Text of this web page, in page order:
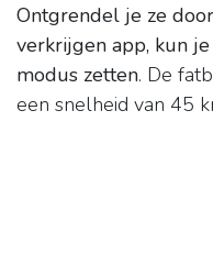
Ontgrendel je ze
verkrijgen app, kun
modus zetten. De
een snelheid van 45